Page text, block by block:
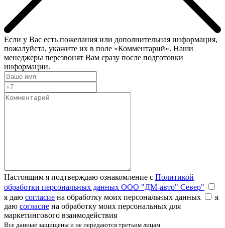
Если у Вас есть пожелания или дополнительная информация,
пожалуйста, укажите их в поле «Комментарий». Наши
менеджеры перезвонят Вам сразу после подготовки
информации.
Настоящим я подтверждаю ознакомление с Политикой
обработки персональных данных ООО "ДМ-авто" Север"
я даю согласие на обработку моих персональных данных
я
даю согласие на обработку моих персональных для
маркетингового взаимодействия
Все данные защищены и не передаются третьим лицам